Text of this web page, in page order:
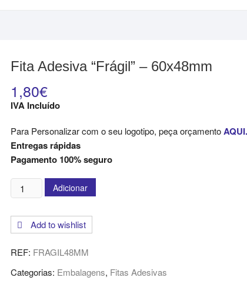
Fita Adesiva “Frágil” – 60x48mm
1,80€
IVA Incluído
Para Personalizar com o seu logotipo, peça orçamentoAQUI.
Entregas rápidas
Pagamento 100% seguro
Quantidade
de
Adesiva
-
60x48mm
Adicionar
Add to wishlist
REF: FRAGIL48MM
Categorias: Embalagens, Fitas Adesivas